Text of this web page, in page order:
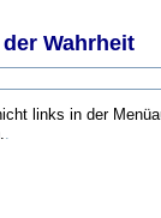
Wahrheit
links in der
.